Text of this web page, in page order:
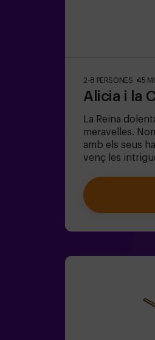
2-8 PERSONES 45
Alicia i la
La Reina
meravelles.
amb els seus
venç les
un joc
Ideal per a
de l'equip són
acompanyats